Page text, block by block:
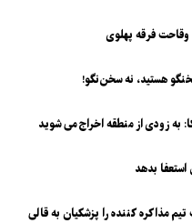
وقاحت فرقه پهلوی
هستید، نه سخن‌نگو!
به زودی از منطقه اخراج می شوید
بدهد
مذاکره کننده را پزشکیان به قالی